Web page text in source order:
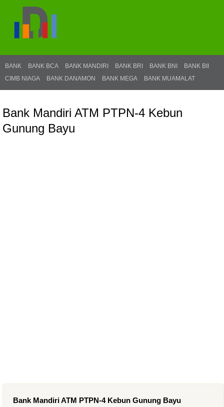
BANK BANK BCA BANK MANDIRI BANK BRI BANK BNI
BANK BII
CIMB NIAGA
BANK DANAMON BANK MEGA BANK MUAMALAT
Bank Mandiri ATM PTPN-4 Kebun
Gunung Bayu
Bank Mandiri ATM PTPN-4 Kebun Gunung Bayu